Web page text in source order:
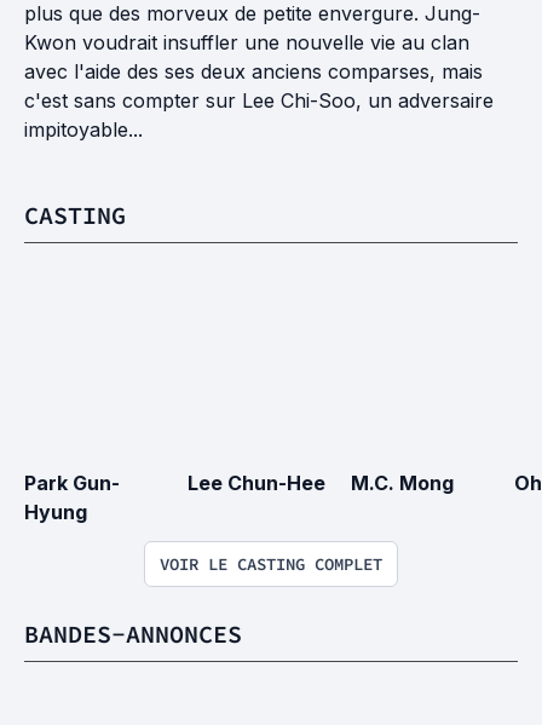
plus que des morveux de petite envergure. Jung-
Kwon voudrait insuffler une nouvelle vie au clan
avec l'aide des ses deux anciens comparses, mais
c'est sans compter sur Lee Chi-Soo, un adversaire
impitoyable...
CASTING
Park Gun-
Hyung
Lee Chun-Hee M.C. Mong
VOIR LE CASTING COMPLET
BANDES-ANNONCES